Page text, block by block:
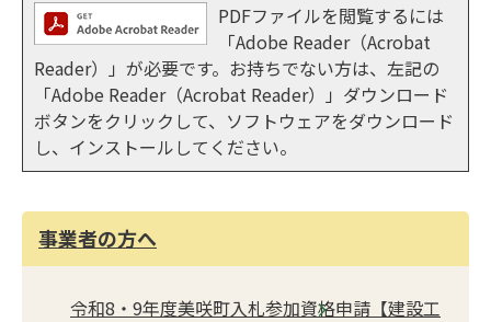
PDFファイルを閲覧するには
「Adobe Reader（Acrobat
Reader）」が必要です。お持ちでない方は、左記の
「Adobe Reader（Acrobat Reader）」ダウンロード
ボタンをクリックして、ソフトウェアをダウンロード
し、インストールしてください。
事業者の方へ
令和8・9年度美咲町入札参加資格申請【建設工